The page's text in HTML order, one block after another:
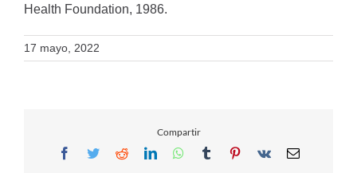
Health Foundation, 1986.
17 mayo, 2022
Compartir
Facebook
TwitterRedditLinkedInWhatsApp
TumblrPinterest
Vk Email